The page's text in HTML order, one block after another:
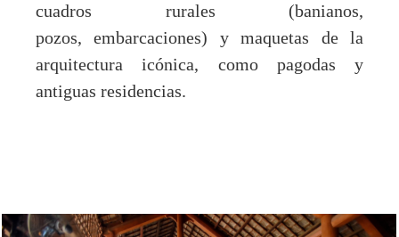
cuadros rurales (banianos,
pozos, embarcaciones) y maquetas de la
arquitectura icónica, como pagodas y
antiguas residencias.